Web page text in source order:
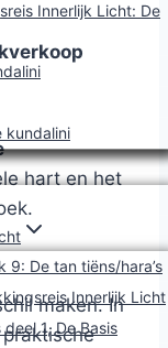
Innerlijk Licht: De
kundalini
De tan tiëns/hara’s
Innerlijk Licht
1, De Basis
hart en het
maken. In